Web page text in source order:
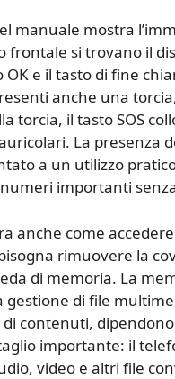
manuale mostra
frontale si trovano il
OK e il tasto di fine
anche una
torcia, il tasto SOS
La presenza
a un utilizzo
importanti
anche come
rimuovere la
di memoria. La
di file
contenuti,
importante: il
video e altri file